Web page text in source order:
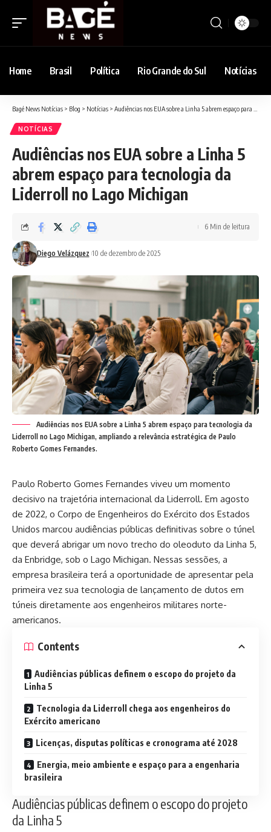
Home Brasil Política Rio Grande do Sul Notícias
Bagé News Notícias > Blog > Notícias > Audiências nos EUA sobre a Linha 5 abrem espaço para tecnologia da Liderroll no Lago Michigan
NOTÍCIAS
Audiências nos EUA sobre a Linha 5
abrem espaço para tecnologia da
Liderroll no Lago Michigan
Diego Velázquez 10 de dezembro de 2025
6 Min de leitura
Audiências nos EUA sobre a Linha 5 abrem espaço para tecnologia da
Liderroll no Lago Michigan, ampliando a relevância estratégica de Paulo
Roberto Gomes Fernandes.
Paulo Roberto Gomes Fernandes viveu um momento
decisivo na trajetória internacional da Liderroll. Em agosto
de 2022, o Corpo de Engenheiros do Exército dos Estados
Unidos marcou audiências públicas definitivas sobre o túnel
que deverá abrigar um novo trecho do oleoduto da Linha 5,
da Enbridge, sob o Lago Michigan. Nessas sessões, a
empresa brasileira terá a oportunidade de apresentar pela
primeira vez sua tecnologia de lançamento de dutos em
túneis diretamente aos engenheiros militares norte-
americanos.
Contents
Audiências públicas definem o escopo do projeto da
Linha 5
Tecnologia da Liderroll chega aos engenheiros do
Exército americano
Licenças, disputas políticas e cronograma até 2028
Energia, meio ambiente e espaço para a engenharia
brasileira
Audiências públicas definem o escopo do projeto
da Linha 5